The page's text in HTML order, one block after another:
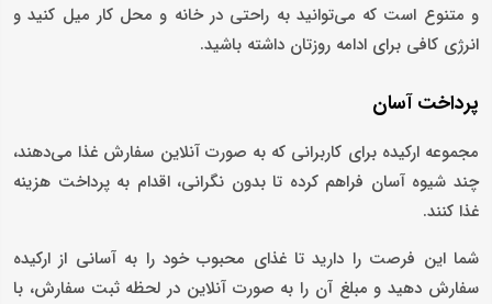
و متنوع است که می‌توانید به راحتی در خانه و محل کار میل کنید و
انرژی کافی برای ادامه روزتان داشته باشید.
پرداخت آسان
مجموعه ارکیده برای کاربرانی که به صورت آنلاین سفارش غذا می‌دهند،
چند شیوه آسان فراهم کرده تا بدون نگرانی، اقدام به پرداخت هزینه
غذا کنند.
شما این فرصت را دارید تا غذای محبوب خود را به آسانی از ارکیده
سفارش دهید و مبلغ آن را به صورت آنلاین در لحظه ثبت سفارش، با